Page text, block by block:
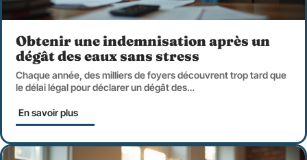
Obtenir une indemnisation après un
dégât des eaux sans stress
Chaque année, des milliers de foyers découvrent trop tard que
le délai légal pour déclarer un dégât des…
En savoir plus